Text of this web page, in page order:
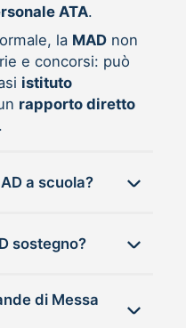
ATA.
la MADnon
e concorsi: può
istituto
rapporto diretto
Chi può inviare una MAD a scuola?
sostegno?
di Messa